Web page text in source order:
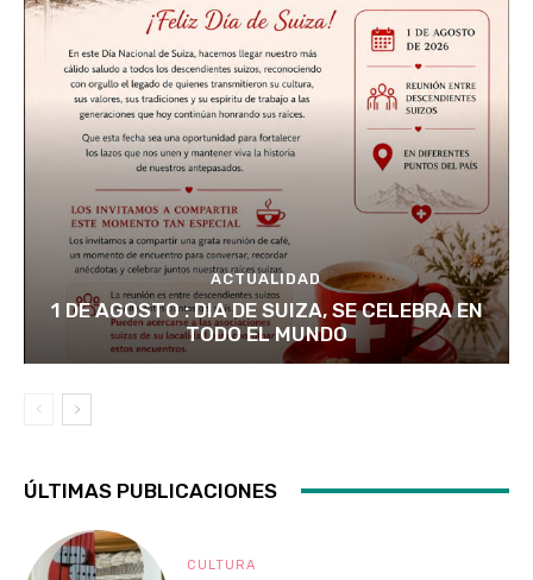
ACTUALIDAD
1 DE AGOSTO : DIA DE SUIZA, SE CELEBRA EN
TODO EL MUNDO
ÚLTIMAS PUBLICACIONES
CULTURA